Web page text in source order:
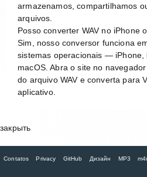
armazenamos, compartilhamos
arquivos.
Posso converter WAV no iPhone
Sim, nosso conversor funciona
sistemas operacionais — iPhone,
macOS. Abra o site no
do arquivo WAV e converta para
aplicativo.
закрыть
Contatos Privacy GitHub Дизайн MP3